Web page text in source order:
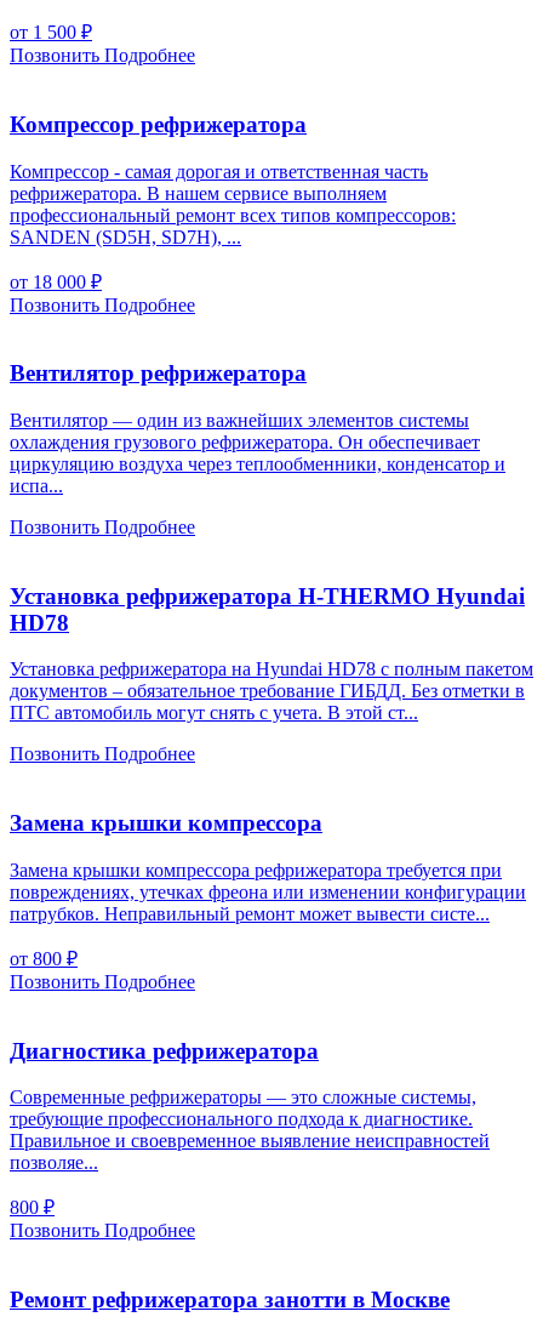
от 1 500 ₽
Позвонить Подробнее
Компрессор рефрижератора
Компрессор - самая дорогая и ответственная часть
рефрижератора. В нашем сервисе выполняем
профессиональный ремонт всех типов компрессоров:
SANDEN (SD5H, SD7H), ...
от 18 000 ₽
Позвонить Подробнее
Вентилятор рефрижератора
Вентилятор — один из важнейших элементов системы
охлаждения грузового рефрижератора. Он обеспечивает
циркуляцию воздуха через теплообменники, конденсатор и
испа...
Позвонить Подробнее
Установка рефрижератора H-THERMO Hyundai
HD78
Установка рефрижератора на Hyundai HD78 с полным пакетом
документов – обязательное требование ГИБДД. Без отметки в
ПТС автомобиль могут снять с учета. В этой ст...
Позвонить Подробнее
Замена крышки компрессора
Замена крышки компрессора рефрижератора требуется при
повреждениях, утечках фреона или изменении конфигурации
патрубков. Неправильный ремонт может вывести систе...
от 800 ₽
Позвонить Подробнее
Диагностика рефрижератора
Современные рефрижераторы — это сложные системы,
требующие профессионального подхода к диагностике.
Правильное и своевременное выявление неисправностей
позволяе...
800 ₽
Позвонить Подробнее
Ремонт рефрижератора занотти в Москве